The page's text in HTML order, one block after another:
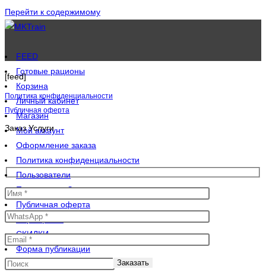
Перейти к содержимому
FEED
Готовые рационы
Корзина
Личный кабинет
Магазин
Мой аккаунт
Оформление заказа
Политика конфиденциальности
Пользователи
Программа «Здоровье»
Публичная оферта
Сертификат
СКИДКИ
Форма публикации
[feed]
Политика конфиденциальности
Публичная оферта
Заказ Услуги